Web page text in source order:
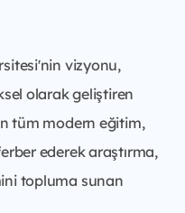
vizyonu,
olarak geliştiren
tüm modern eğitim,
ederek araştırma,
topluma sunan